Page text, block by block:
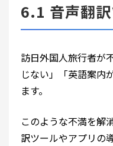
6.1 音声翻
訪日外国人旅行者が
じない」「英語案内
ます。
このような不満を解
訳ツールやアプリの